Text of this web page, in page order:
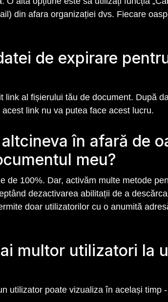
din afara organizației dvs. Fiecare
de expirare
al fișierului tău de document. După
link nu va putea face acest lucru.
în afară de
meu?
de 100%. Dar, activăm multe metode
dezactivarea abilitații de a
doar utilizatorilor cu o anumită
multor utilizatori la
utilizator poate vizualiza în același timp